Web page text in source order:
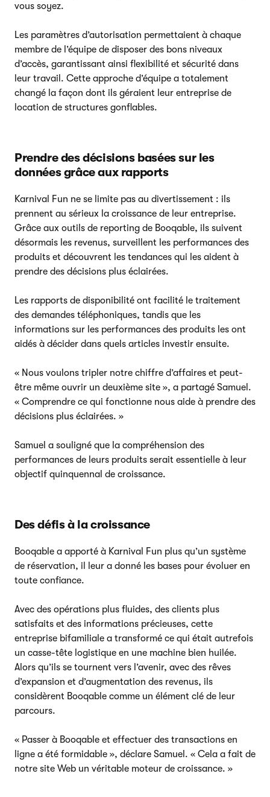
vous soyez.
Les paramètres d’autorisation permettaient à chaque
membre de l’équipe de disposer des bons niveaux
d’accès, garantissant ainsi flexibilité et sécurité dans
leur travail. Cette approche d’équipe a totalement
changé la façon dont ils géraient leur entreprise de
location de structures gonflables.
Prendre des décisions basées sur les
données grâce aux rapports
Karnival Fun ne se limite pas au divertissement : ils
prennent au sérieux la croissance de leur entreprise.
Grâce aux outils de reporting de Booqable, ils suivent
désormais les revenus, surveillent les performances des
produits et découvrent les tendances qui les aident à
prendre des décisions plus éclairées.
Les rapports de disponibilité ont facilité le traitement
des demandes téléphoniques, tandis que les
informations sur les performances des produits les ont
aidés à décider dans quels articles investir ensuite.
« Nous voulons tripler notre chiffre d’affaires et peut-
être même ouvrir un deuxième site », a partagé Samuel.
« Comprendre ce qui fonctionne nous aide à prendre des
décisions plus éclairées. »
Samuel a souligné que la compréhension des
performances de leurs produits serait essentielle à leur
objectif quinquennal de croissance.
Des défis à la croissance
Booqable a apporté à Karnival Fun plus qu’un système
de réservation, il leur a donné les bases pour évoluer en
toute confiance.
Avec des opérations plus fluides, des clients plus
satisfaits et des informations précieuses, cette
entreprise bifamiliale a transformé ce qui était autrefois
un casse-tête logistique en une machine bien huilée.
Alors qu’ils se tournent vers l’avenir, avec des rêves
d’expansion et d’augmentation des revenus, ils
considèrent Booqable comme un élément clé de leur
parcours.
« Passer à Booqable et effectuer des transactions en
ligne a été formidable », déclare Samuel. « Cela a fait de
notre site Web un véritable moteur de croissance. »